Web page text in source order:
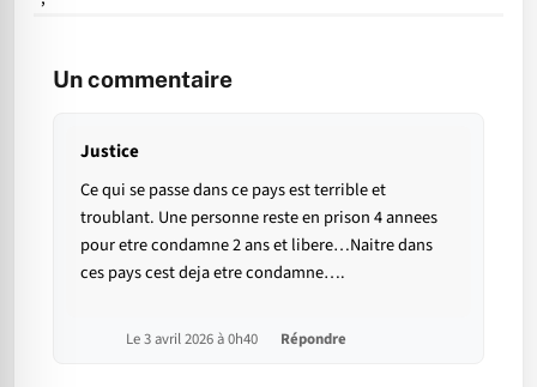
Un commentaire
Justice
Ce qui se passe dans ce pays est terrible et
troublant. Une personne reste en prison 4 annees
pour etre condamne 2 ans et libere…Naitre dans
ces pays cest deja etre condamne….
Le 3 avril 2026 à 0h40 Répondre